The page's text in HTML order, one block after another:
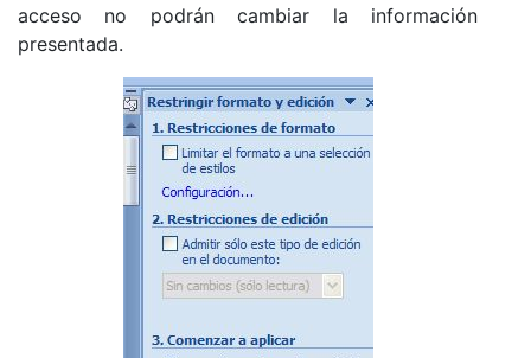
acceso no podrán cambiar la información
presentada.